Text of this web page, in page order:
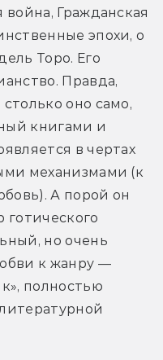
война, Гражданская
эпохи, о
Торо. Его
Правда,
оно само,
книгами и
в чертах
механизмами (к
А порой он
готического
но очень
к жанру —
полностью